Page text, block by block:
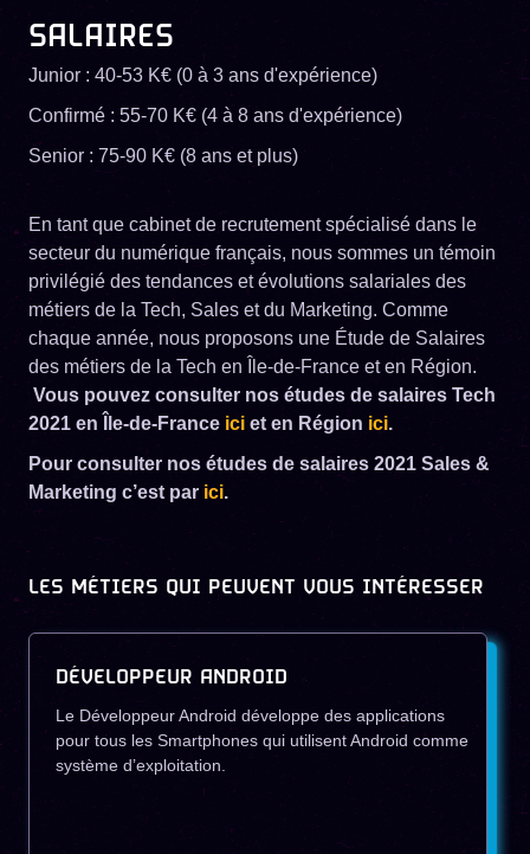
SALAIRES
Junior : 40-53 K€ (0 à 3 ans d'expérience)
Confirmé : 55-70 K€ (4 à 8 ans d'expérience)
Senior : 75-90 K€ (8 ans et plus)
En tant que cabinet de recrutement spécialisé dans le
secteur du numérique français, nous sommes un témoin
privilégié des tendances et évolutions salariales des
métiers de la Tech, Sales et du Marketing. Comme
chaque année, nous proposons une Étude de Salaires
des métiers de la Tech en Île-de-France et en Région.
Vous pouvez consulter nos études de salaires Tech
2021 en Île-de-France ici et en Région ici.
Pour consulter nos études de salaires 2021 Sales &
Marketing c’est par ici.
LES MÉTIERS QUI PEUVENT VOUS INTÉRESSER
DÉVELOPPEUR ANDROID
Le Développeur Android développe des applications
pour tous les Smartphones qui utilisent Android comme
système d’exploitation.